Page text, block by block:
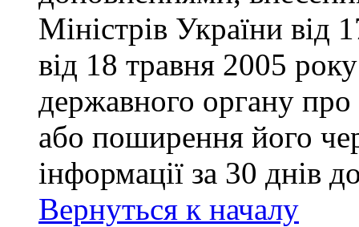
Міністрів України від
від 18 травня 2005
державного органу
або поширення його
інформації за 30 днів
Вернуться к началу